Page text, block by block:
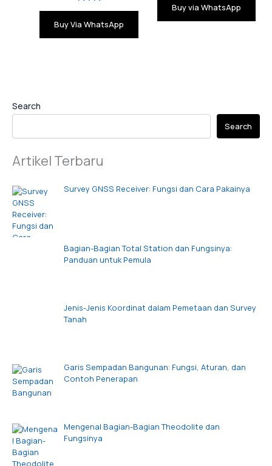
Search
Search
Artikel Terbaru
Survey GNSS Receiver: Fungsi dan Cara Pakainya
Bagian-Bagian Total Station dan Fungsinya:
Panduan untuk Pemula
Jenis-Jenis Koordinat dalam Pemetaan dan Survey
Tanah
Garis Sempadan Bangunan: Fungsi, Aturan, dan
Contoh Penerapan
Mengenal Bagian-Bagian Theodolite dan
Fungsinya
Buy Via WhatsApp
Buy via WhatsApp